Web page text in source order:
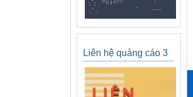
Liên hệ quảng cáo 3